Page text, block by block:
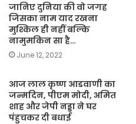
जानिए दुनिया की वो जगह
जिसका नाम याद रखना
मुश्किल ही नहीं बल्कि
नामुमकिन सा है…
June 12, 2022
आज लाल कृष्ण आडवाणी का
जन्मदिन, पीएम मोदी, अमित
शाह और जेपी नड्डा ने घर
पंहुचकर दी बधाई